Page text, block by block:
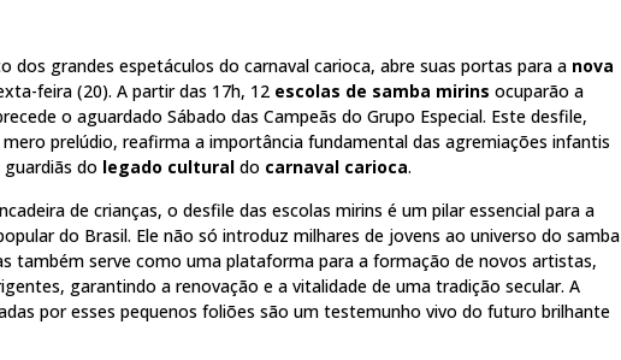
dos grandes espetáculos do carnaval carioca, abre suas portas para a nova
feira (20). A partir das 17h, 12 escolas de samba mirins ocuparão a
o aguardado Sábado das Campeãs do Grupo Especial. Este desfile,
prelúdio, reafirma a importância fundamental das agremiações infantis
guardiãs do legado cultural do carnaval carioca.
de crianças, o desfile das escolas mirins é um pilar essencial para a
do Brasil. Ele não só introduz milhares de jovens ao universo do samba
também serve como uma plataforma para a formação de novos artistas,
garantindo a renovação e a vitalidade de uma tradição secular. A
por esses pequenos foliões são um testemunho vivo do futuro brilhante